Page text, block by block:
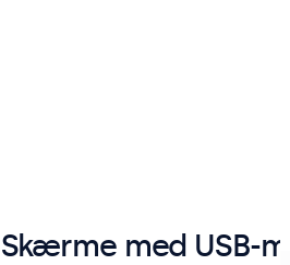
Skærme med USB-